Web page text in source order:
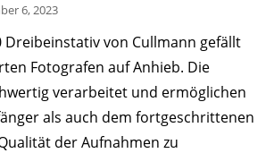
6, 2023
Dreibeinstativ von Cullmann gefällt
Fotografen auf Anhieb. Die
verarbeitet und ermöglichen
als auch dem fortgeschrittenen
der Aufnahmen zu